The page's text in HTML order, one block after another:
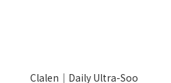
Clalen｜Daily Ultra-Soo